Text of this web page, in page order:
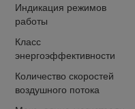
Индикация режимов
работы
Класс
энергоэффективности
Количество скоростей
воздушного потока